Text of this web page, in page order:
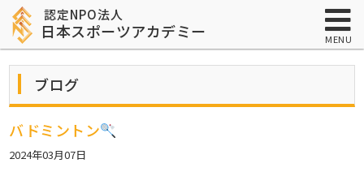
MENU
認定NPO法人
日本スポーツアカデミー
ブログ
バドミントン
2024年03月07日